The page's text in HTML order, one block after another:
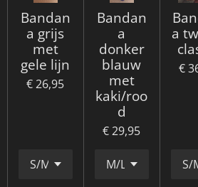
Bandan
a grijs
met
gele lijn
€ 26,95
Bandan
a
donker
blauw
met
kaki/roo
d
€ 29,95
a
€